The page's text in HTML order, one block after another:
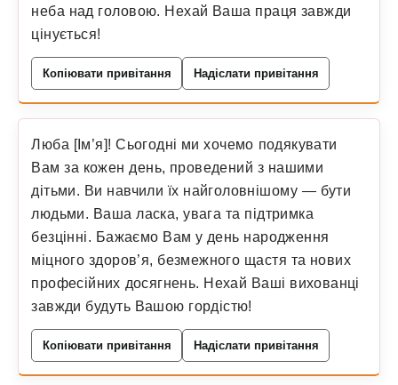
неба над головою. Нехай Ваша праця завжди
цінується!
Копіювати привітання Надіслати привітання
Люба [Ім’я]! Сьогодні ми хочемо подякувати
Вам за кожен день, проведений з нашими
дітьми. Ви навчили їх найголовнішому — бути
людьми. Ваша ласка, увага та підтримка
безцінні. Бажаємо Вам у день народження
міцного здоров’я, безмежного щастя та нових
професійних досягнень. Нехай Ваші вихованці
завжди будуть Вашою гордістю!
Копіювати привітання Надіслати привітання